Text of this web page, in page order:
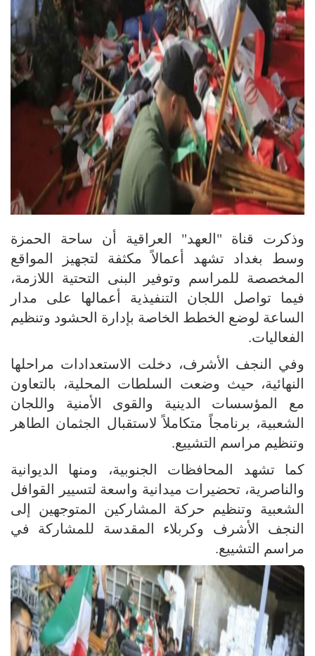
وذكرت قناة "العهد" العراقية أن ساحة الحمزة
وسط بغداد تشهد أعمالاً مكثفة لتجهيز المواقع
المخصصة للمراسم وتوفير البنى التحتية اللازمة،
فيما تواصل اللجان التنفيذية أعمالها على مدار
الساعة لوضع الخطط الخاصة بإدارة الحشود وتنظيم
الفعاليات.
وفي النجف الأشرف، دخلت الاستعدادات مراحلها
النهائية، حيث وضعت السلطات المحلية، بالتعاون
مع المؤسسات الدينية والقوى الأمنية واللجان
الشعبية، برنامجاً متكاملاً لاستقبال الجثمان الطاهر
وتنظيم مراسم التشييع.
كما تشهد المحافظات الجنوبية، ومنها الديوانية
والناصرية، تحضيرات ميدانية واسعة لتسيير القوافل
الشعبية وتنظيم حركة المشاركين المتوجهين إلى
النجف الأشرف وكربلاء المقدسة للمشاركة في
مراسم التشييع.